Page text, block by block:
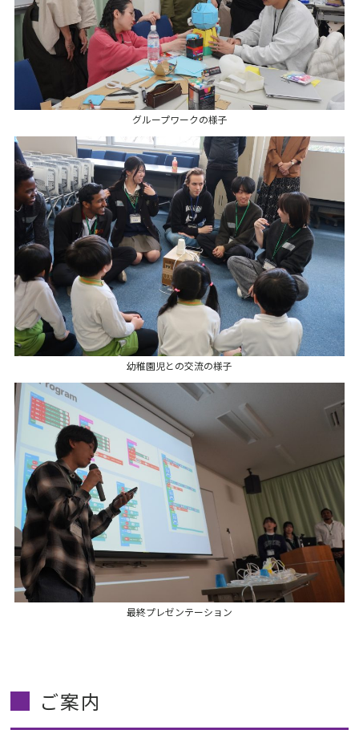
グループワークの様子
幼稚園児との交流の様子
最終プレゼンテーション
ご案内